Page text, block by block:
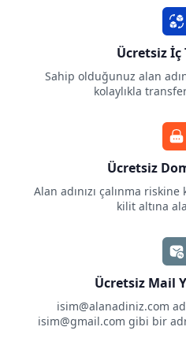
Ücretsiz İç
Sahip olduğunuz alan
kolaylıkla
Ücretsiz
Alan adınızı çalınma
kilit altına
Ücretsiz Mail
isim@alanadiniz.com
isim@gmail.com gibi bir